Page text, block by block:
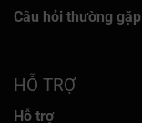
Câu hỏi thường gặp
HỖ TRỢ
Hỗ trợ